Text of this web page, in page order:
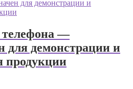
телефона —
для демонстрации и
продукции